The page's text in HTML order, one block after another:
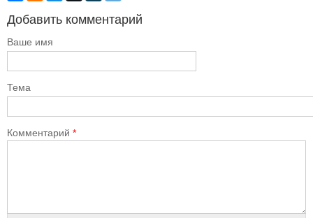
Добавить комментарий
Ваше имя
Тема
Комментарий *